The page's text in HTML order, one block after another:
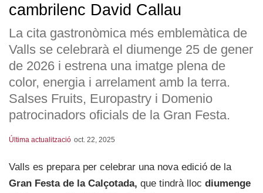
cambrilenc David Callau
La cita gastronòmica més emblemàtica de
Valls se celebrarà el diumenge 25 de gener
de 2026 i estrena una imatge plena de
color, energia i arrelament amb la terra.
Salses Fruits, Europastry i Domenio
patrocinadors oficials de la Gran Festa.
Última actualització oct. 22, 2025
Valls es prepara per celebrar una nova edició de la
Gran Festa de la Calçotada, que tindrà lloc diumenge